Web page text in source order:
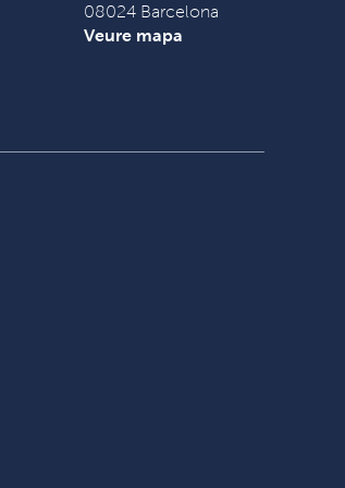
08024 Barcelona
Veure mapa